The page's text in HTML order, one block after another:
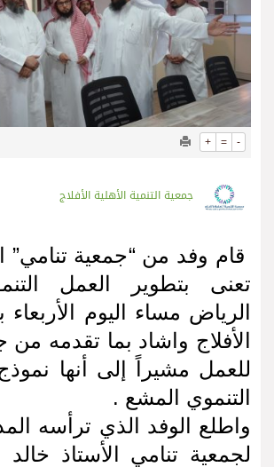
+ = -
جمعية التنمية الأهلية الأفلاج
قام وفد من “جمعية تنامي”
تعنى بتطوير العمل
الرياض مساء اليوم الأربعاء
الأفلاج واشاد بما تقدمه من
للعمل مشيراً إلى أنها
التنموي المشع .
واطلع الوفد الذي ترأسه
لجمعية تنامي الأستاذ خالد